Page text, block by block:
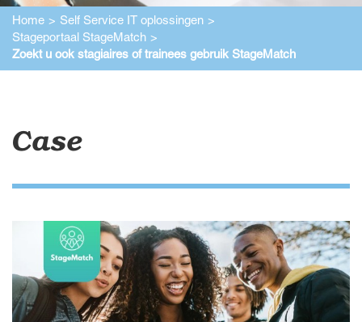
Home
Self Service IT oplossingen
Stageportaal StageMatch
Zoekt u ook stagiaires of trainees gebruik StageMatch
Case